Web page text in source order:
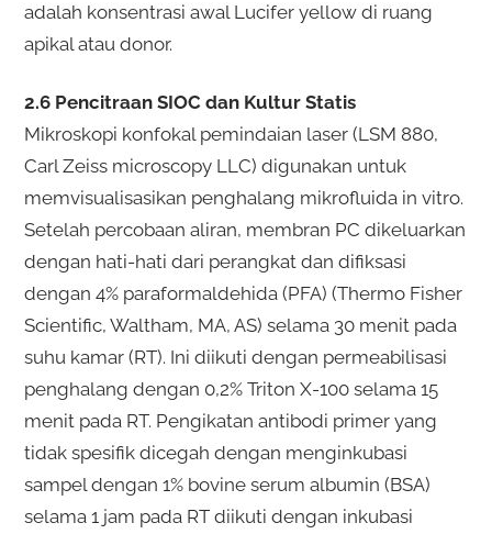
adalah konsentrasi awal Lucifer yellow di ruang
apikal atau donor.
2.6 Pencitraan SIOC dan Kultur Statis
Mikroskopi konfokal pemindaian laser (LSM 880,
Carl Zeiss microscopy LLC) digunakan untuk
memvisualisasikan penghalang mikrofluida in vitro.
Setelah percobaan aliran, membran PC dikeluarkan
dengan hati-hati dari perangkat dan difiksasi
dengan 4% paraformaldehida (PFA) (Thermo Fisher
Scientific, Waltham, MA, AS) selama 30 menit pada
suhu kamar (RT). Ini diikuti dengan permeabilisasi
penghalang dengan 0,2% Triton X-100 selama 15
menit pada RT. Pengikatan antibodi primer yang
tidak spesifik dicegah dengan menginkubasi
sampel dengan 1% bovine serum albumin (BSA)
selama 1 jam pada RT diikuti dengan inkubasi